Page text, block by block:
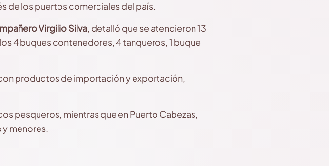
de los puertos comerciales del país.
Virgilio Silva, detalló que se atendieron 13
4 buques contenedores, 4 tanqueros, 1 buque
productos de importación y exportación,
pesqueros, mientras que en Puerto Cabezas,
menores.